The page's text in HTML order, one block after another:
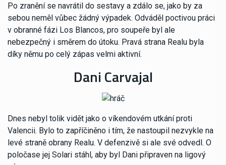
Po zranění se navrátil do sestavy a zdálo se, jako by za
sebou neměl vůbec žádný výpadek. Odváděl poctivou práci
v obranné fázi Los Blancos, pro soupeře byl ale
nebezpečný i směrem do útoku. Pravá strana Realu byla
díky němu po celý zápas velmi aktivní.
Dani Carvajal
Dnes nebyl tolik vidět jako o víkendovém utkání proti
Valencii. Bylo to zapříčiněno i tím, že nastoupil nezvykle na
levé straně obrany Realu. V defenzivě si ale své odvedl. O
poločase jej Solari stáhl, aby byl Dani připraven na ligový